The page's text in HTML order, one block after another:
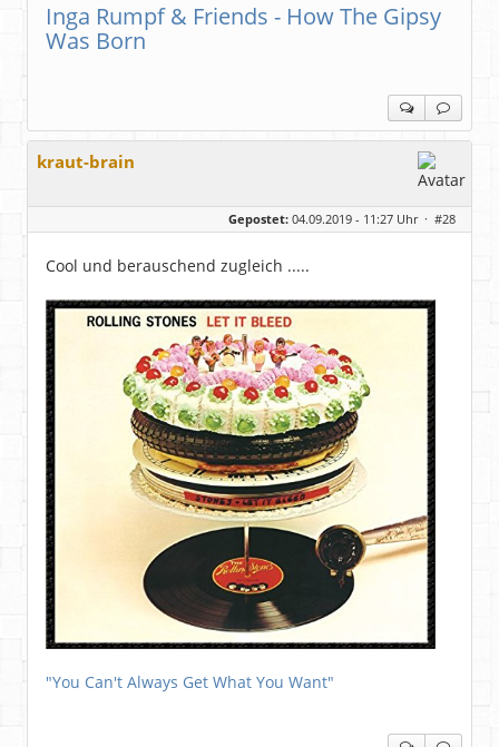
Inga Rumpf & Friends - How The Gipsy
Was Born
kraut-brain
Gepostet: 04.09.2019 - 11:27 Uhr · #28
Cool und berauschend zugleich .....
"You Can't Always Get What You Want"